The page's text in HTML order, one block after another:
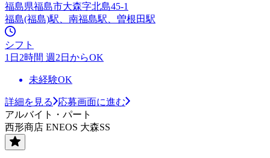
福島県福島市大森字北島45-1
福島(福島)駅、南福島駅、曽根田駅
シフト
1日2時間 週2日からOK
未経験OK
詳細を見る
応募画面に進む
アルバイト・パート
西形商店 ENEOS 大森SS